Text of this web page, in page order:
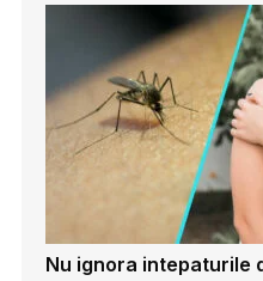
Nu ignora intepaturile